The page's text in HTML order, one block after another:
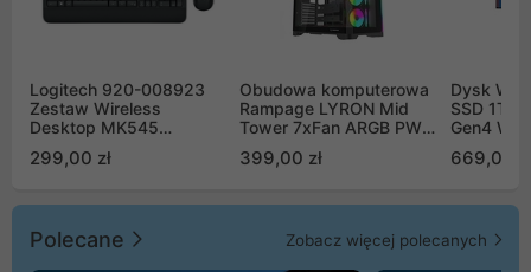
Logitech 920-008923
Zestaw Wireless
Desktop MK545
299,00 zł
Obudowa komputerowa
Rampage LYRON Mid
Tower 7xFan ARGB PWM
399,00 zł
Dysk WD
SSD 1TB
Gen4
669,00
Polecane Zobacz więcej polecanych